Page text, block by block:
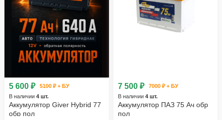
5 600 ₽
5100 ₽ + БУ
В наличии 4 шт.
Аккумулятор Giver Hybrid 77
обр пол
7 500 ₽
7000 ₽ + БУ
В наличии 4 шт.
Аккумулятор ПАЗ 75 Ач обр
пол